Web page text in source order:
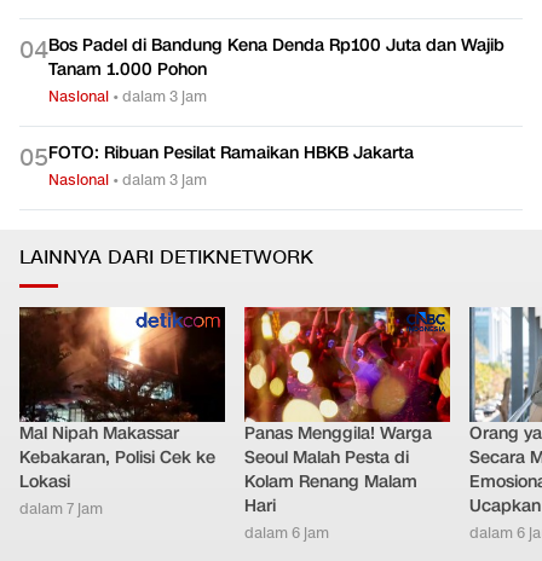
04Bos Padel di Bandung Kena Denda Rp100 Juta dan Wajib
Tanam 1.000 Pohon
Nasional •dalam 3 jam
05FOTO: Ribuan Pesilat Ramaikan HBKB Jakarta
Nasional •dalam 3 jam
LAINNYA DARI DETIKNETWORK
Mal Nipah Makassar
Kebakaran, Polisi Cek ke
Lokasi
dalam 7 jam
Panas Menggila! Warga
Seoul Malah Pesta di
Kolam Renang Malam
Hari
dalam 6 jam
Orang
Secara
dalam 6